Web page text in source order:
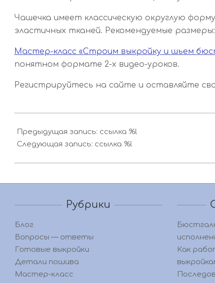
Чашечка имеет классическую округлую
эластичных тканей. Рекомендуемые
Мастер-класс «Строим выкройку и шьем
понятном формате 2-х видео-уроков.
Регистрируйтесь на сайте и оставляйте
05-
14
Предыдущая запись: ссылка %l
Следующая запись: ссылка %l
Рубрики
Блог
Вопросы — ответы
Готовые выкройки
Детали пошива
Мастер-класс
Как